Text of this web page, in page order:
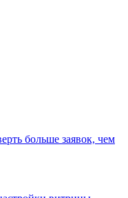
больше заявок, чем